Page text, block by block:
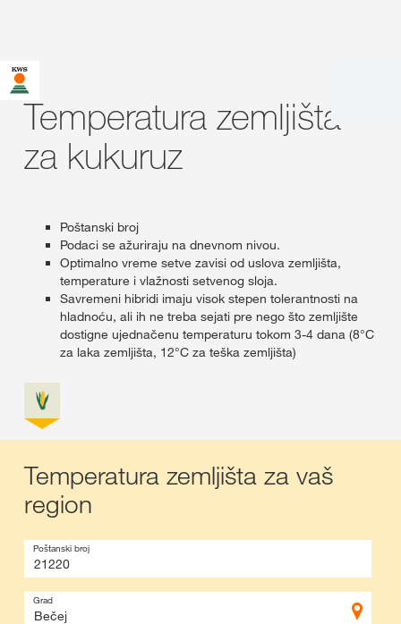
Temperatura zemljišta
za kukuruz
Poštanski broj
Podaci se ažuriraju na dnevnom nivou.
Optimalno vreme setve zavisi od uslova zemljišta,
temperature i vlažnosti setvenog sloja.
Savremeni hibridi imaju visok stepen tolerantnosti na
hladnoću, ali ih ne treba sejati pre nego što zemljište
dostigne ujednačenu temperaturu tokom 3-4 dana (8°C
za laka zemljišta, 12°C za teška zemljišta)
Temperatura zemljišta za vaš
region
Poštanski broj
Grad